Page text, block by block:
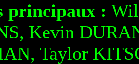
principaux :
Kevin
Taylor